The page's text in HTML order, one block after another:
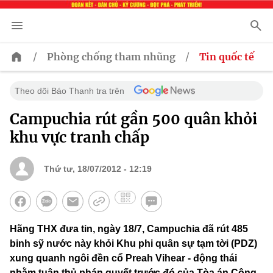
/ Phòng chống tham nhũng / Tin quốc tế
Theo dõi Báo Thanh tra trên
Campuchia rút gần 500 quân khỏi
khu vực tranh chấp
Thứ tư, 18/07/2012 - 12:19
Hãng THX đưa tin, ngày 18/7, Campuchia đã rút 485
binh sỹ nước này khỏi Khu phi quân sự tạm tời (PDZ)
xung quanh ngôi đền cổ Preah Vihear - động thái